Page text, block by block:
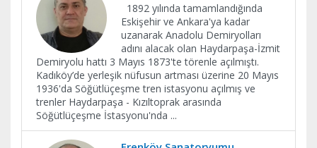
1892 yılında tamamlandığında
Eskişehir ve Ankara'ya kadar
uzanarak Anadolu Demiryolları
adını alacak olan Haydarpaşa-İzmit
Demiryolu hattı 3 Mayıs 1873'te törenle açılmıştı.
Kadıköy’de yerleşik nüfusun artması üzerine 20 Mayıs
1936'da Söğütlüçeşme tren istasyonu açılmış ve
trenler Haydarpaşa - Kızıltoprak arasında
Söğütlüçeşme İstasyonu'nda ...